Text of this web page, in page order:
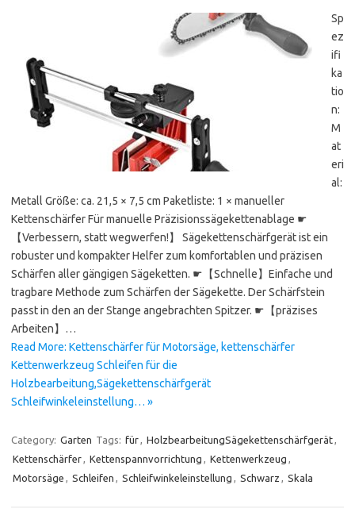
Sp
ez
ifi
ka
tio
n:
M
at
eri
al:
Metall Größe: ca. 21,5 × 7,5 cm Paketliste: 1 × manueller
Kettenschärfer Für manuelle Präzisionssägekettenablage ☛
【Verbessern, statt wegwerfen!】 Sägekettenschärfgerät ist ein
robuster und kompakter Helfer zum komfortablen und präzisen
Schärfen aller gängigen Sägeketten. ☛【Schnelle】Einfache und
tragbare Methode zum Schärfen der Sägekette. Der Schärfstein
passt in den an der Stange angebrachten Spitzer. ☛【präzises
Arbeiten】…
Read More: Kettenschärfer für Motorsäge, kettenschärfer
Kettenwerkzeug Schleifen für die
Holzbearbeitung,Sägekettenschärfgerät
Schleifwinkeleinstellung… »
Category: Garten Tags: für, HolzbearbeitungSägekettenschärfgerät,
Kettenschärfer, Kettenspannvorrichtung , Kettenwerkzeug ,
Motorsäge , Schleifen , Schleifwinkeleinstellung , Schwarz , Skala